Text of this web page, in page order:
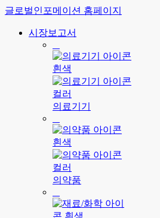
글로벌인포메이션 홈페이지
시장보고서
의료기기
의약품